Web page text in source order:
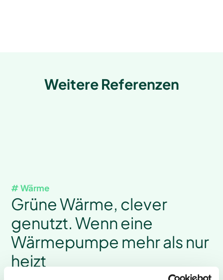
Weitere Referenzen
# Wärme
Grüne Wärme, clever
genutzt. Wenn eine
Wärmepumpe mehr als nur
heizt
Mit der Wärmepumpe von Solid Energy hat die